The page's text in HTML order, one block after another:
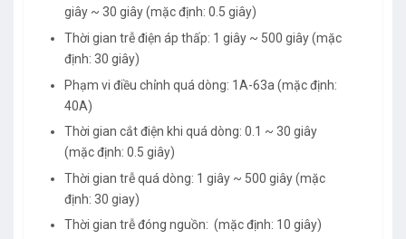
giây ~ 30 giây (mặc định: 0.5 giây)
Thời gian trễ điện áp thấp: 1 giây ~ 500 giây (mặc
định: 30 giây)
Phạm vi điều chỉnh quá dòng: 1A-63a (mặc định:
40A)
Thời gian cắt điện khi quá dòng: 0.1 ~ 30 giây
(mặc định: 0.5 giây)
Thời gian trễ quá dòng: 1 giây ~ 500 giây (mặc
định: 30 giay)
Thời gian trễ đóng nguồn: (mặc định: 10 giây)